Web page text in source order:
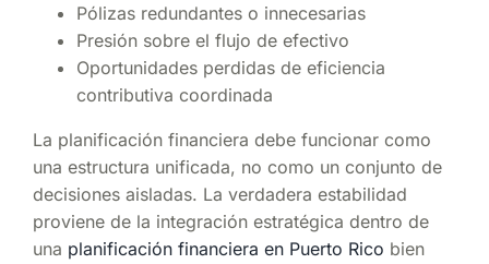
Pólizas redundantes o innecesarias
Presión sobre el flujo de efectivo
Oportunidades perdidas de eficiencia
contributiva coordinada
La planificación financiera debe funcionar como
una estructura unificada, no como un conjunto de
decisiones aisladas. La verdadera estabilidad
proviene de la integración estratégica dentro de
una planificación financiera en Puerto Rico bien